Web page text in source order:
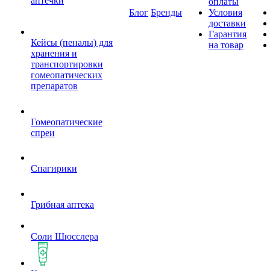
Кейсы (пеналы) для
хранения и
транспортировки
гомеопатических
препаратов
Гомеопатические
спреи
Спагирики
Грибная аптека
Соли Шюсслера
Блог Бренды
Условия
доставки
Гарантия
на товар